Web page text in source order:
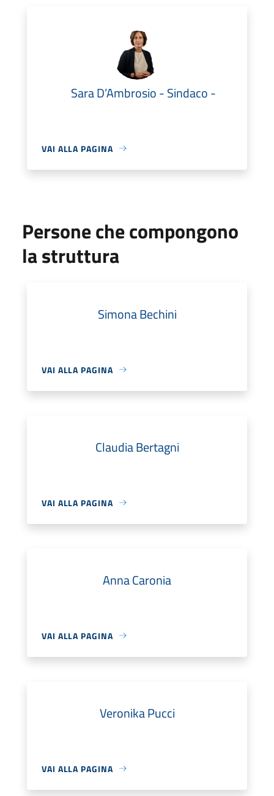
Sara D’Ambrosio - Sindaco -
VAI ALLA PAGINA
Persone che compongono
la struttura
Simona Bechini
VAI ALLA PAGINA
Claudia Bertagni
VAI ALLA PAGINA
Anna Caronia
VAI ALLA PAGINA
Veronika Pucci
VAI ALLA PAGINA